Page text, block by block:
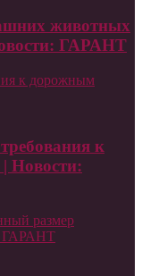
животных
ГАРАНТ
к дорожным
к
Новости:
размер
ГАРАНТ